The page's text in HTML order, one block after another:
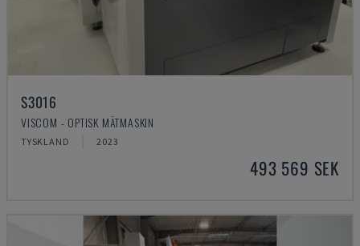
S3016
VISCOM - OPTISK MÄTMASKIN
TYSKLAND 2023
493 569 SEK